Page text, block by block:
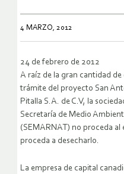
4 MARZO, 2012
24 de febrero de 2012
A raíz de la gran cantidad
trámite del proyecto San
Pitalla S.A. de C.V, la
Secretaría de Medio
(SEMARNAT) no proceda
proceda a desecharlo.
La empresa de capital